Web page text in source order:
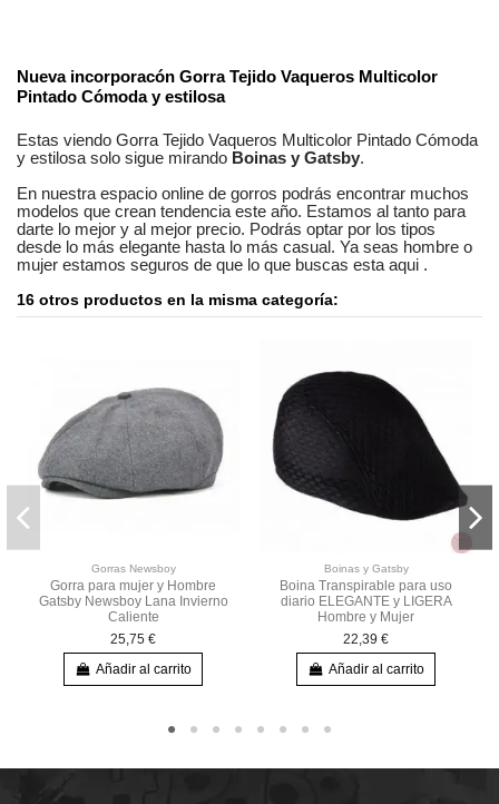
Nueva incorporacón Gorra Tejido Vaqueros Multicolor
Pintado Cómoda y estilosa
Estas viendo Gorra Tejido Vaqueros Multicolor Pintado Cómoda
y estilosa solo sigue mirando Boinas y Gatsby.
En nuestra espacio online de gorros podrás encontrar muchos
modelos que crean tendencia este año. Estamos al tanto para
darte lo mejor y al mejor precio. Podrás optar por los tipos
desde lo más elegante hasta lo más casual. Ya seas hombre o
mujer estamos seguros de que lo que buscas esta aqui .
16 otros productos en la misma categoría:
Gorras Newsboy
Gorra para mujer y Hombre
Gatsby Newsboy Lana Invierno
Caliente
25,75 €
Añadir al carrito
Boinas y Gatsby
Boina Transpirable para uso
diario ELEGANTE y LIGERA
Hombre y Mujer
22,39 €
Añadir al carrito